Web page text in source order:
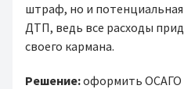
штраф, но и потенциальная
ДТП, ведь все расходы
своего кармана.
Решение:оформить ОСАГО